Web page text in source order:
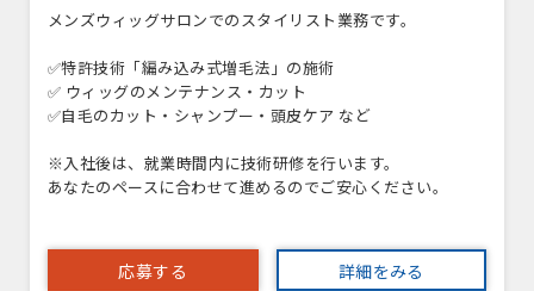
メンズウィッグサロンでのスタイリスト業務です。
✅特許技術「編み込み式増毛法」の施術
✅ ウィッグのメンテナンス・カット
✅自毛のカット・シャンプー・頭皮ケア など
※入社後は、就業時間内に技術研修を行います。
あなたのペースに合わせて進めるのでご安心ください。
応募する 詳細をみる